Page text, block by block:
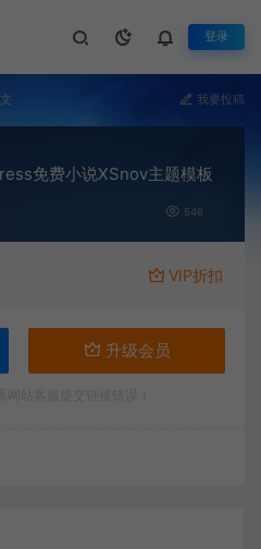
登录
我要投稿
免费小说XSnov主题模板
546
VIP折扣
升级会员